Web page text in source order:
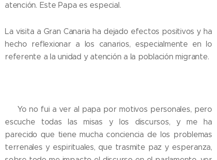
atención. Este Papa es especial.
La visita a Gran Canaria ha dejado efectos positivos y ha
hecho reflexionar a los canarios, especialmente en lo
referente a la unidad y atención a la población migrante.
💛 Yo no fui a ver al papa por motivos personales, pero
escuche todas las misas y los discursos, y me ha
parecido que tiene mucha conciencia de los problemas
terrenales y espirituales, que trasmite paz y esperanza,